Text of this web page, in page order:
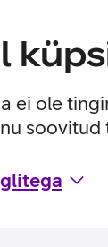
ei ole
soovitud
Nii on